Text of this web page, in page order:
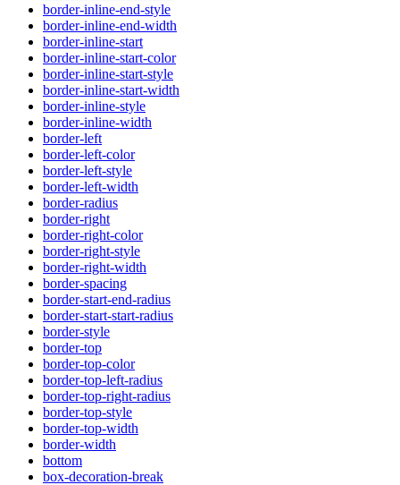
border-inline-end-style
border-inline-end-width
border-inline-start
border-inline-start-color
border-inline-start-style
border-inline-start-width
border-inline-style
border-inline-width
border-left
border-left-color
border-left-style
border-left-width
border-radius
border-right
border-right-color
border-right-style
border-right-width
border-spacing
border-start-end-radius
border-start-start-radius
border-style
border-top
border-top-color
border-top-left-radius
border-top-right-radius
border-top-style
border-top-width
border-width
bottom
box-decoration-break